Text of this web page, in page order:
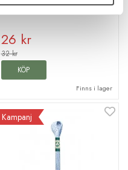
26 kr
32 kr
KÖP
Finns i lager
Kampanj